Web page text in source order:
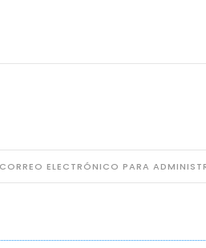
ELECTRÓNICO PARA